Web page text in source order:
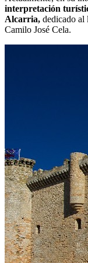
interpretación
Alcarria, dedicado al
Camilo José Cela.